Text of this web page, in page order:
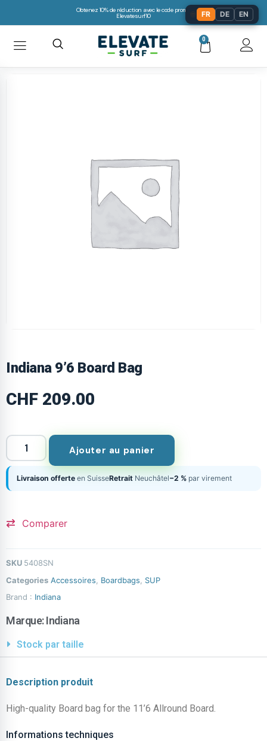
Obtenez 10% de réduction avec le code promo:
Elevatesurf10
0
Indiana 9’6 Board Bag
CHF 209.00
Ajouter au panier
Livraison offerte en SuisseRetrait Neuchâtel−2 % par virement
Comparer
SKU 5408SN
Categories Accessoires Boardbags
SUP
Brand : Indiana
Marque:Indiana
Stock par taille
Description produit
High-quality Board bag for the 11’6 Allround Board.
Informations techniques
FR DE EN